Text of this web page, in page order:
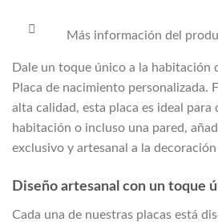
Más información del
Dale un toque único a la habitación
Placa de nacimiento personalizada.
alta calidad, esta placa es ideal para
habitación o incluso una pared,
exclusivo y artesanal a la
Diseño artesanal con un toque
Cada una de nuestras placas está